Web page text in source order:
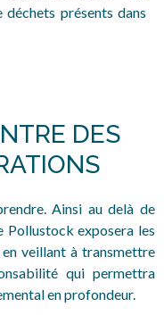
présents dans
DES
Ainsi au delà de
Pollustock exposera les
veillant à transmettre
qui permettra
en profondeur.